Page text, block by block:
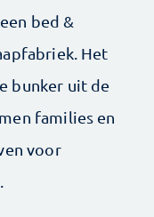
bed &
Het
bunker uit de
families en
voor